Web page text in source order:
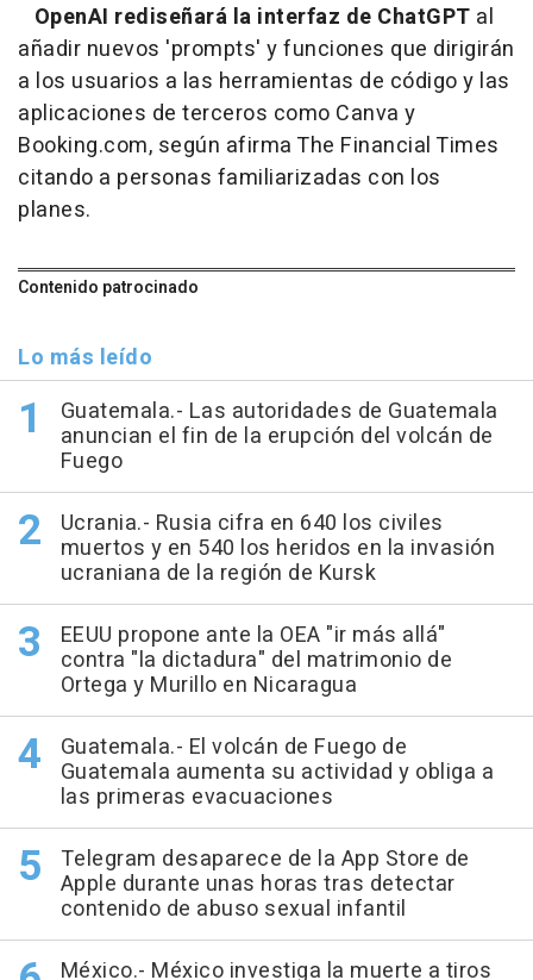
OpenAI rediseñará la interfaz de ChatGPT al
añadir nuevos 'prompts' y funciones que dirigirán
a los usuarios a las herramientas de código y las
aplicaciones de terceros como Canva y
Booking.com, según afirma The Financial Times
citando a personas familiarizadas con los
planes.
Contenido patrocinado
Lo más leído
Guatemala.- Las autoridades de Guatemala
anuncian el fin de la erupción del volcán de
Fuego
Ucrania.- Rusia cifra en 640 los civiles
muertos y en 540 los heridos en la invasión
ucraniana de la región de Kursk
EEUU propone ante la OEA "ir más allá"
contra "la dictadura" del matrimonio de
Ortega y Murillo en Nicaragua
Guatemala.- El volcán de Fuego de
Guatemala aumenta su actividad y obliga a
las primeras evacuaciones
Telegram desaparece de la App Store de
Apple durante unas horas tras detectar
contenido de abuso sexual infantil
México.- México investiga la muerte a tiros